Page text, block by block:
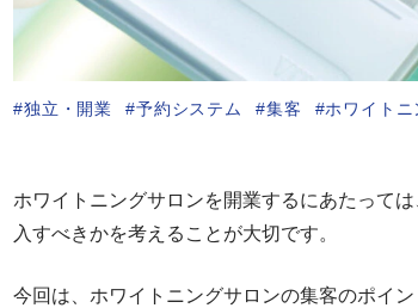
独立・開業 予約システム 集客
ホワイト
ホワイトニングサロンを開業するにあたって
入すべきかを考えることが大切です。
今回は、ホワイトニングサロンの集客のポイン